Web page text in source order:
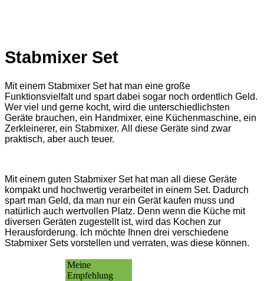
Stabmixer Set
Mit einem Stabmixer Set hat man eine große
Funktionsvielfalt und spart dabei sogar noch ordentlich Geld.
Wer viel und gerne kocht, wird die unterschiedlichsten
Geräte brauchen, ein Handmixer, eine Küchenmaschine, ein
Zerkleinerer, ein Stabmixer. All diese Geräte sind zwar
praktisch, aber auch teuer.
Mit einem guten Stabmixer Set hat man all diese Geräte
kompakt und hochwertig verarbeitet in einem Set. Dadurch
spart man Geld, da man nur ein Gerät kaufen muss und
natürlich auch wertvollen Platz. Denn wenn die Küche mit
diversen Geräten zugestellt ist, wird das Kochen zur
Herausforderung. Ich möchte Ihnen drei verschiedene
Stabmixer Sets vorstellen und verraten, was diese können.
Meine
Empfehlung